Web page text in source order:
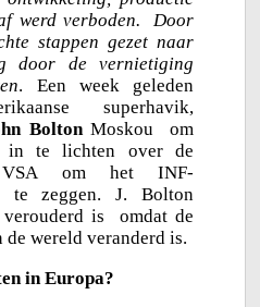
werd verboden. Door
stappen gezet naar
door de vernietiging
. Een week geleden
superhavik,
BoltonMoskou om
in te lichten over de
om het INF-
te zeggen. J. Bolton
is omdat de
wereld veranderd is.
in Europa?